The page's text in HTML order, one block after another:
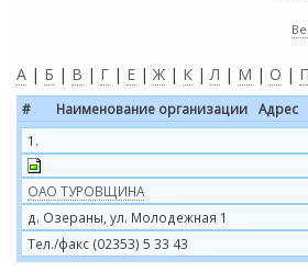
А | Б | В | Г | Е | Ж | К |Л | М | О | П
# Наименование организации Адрес
1.
ОАО ТУРОВЩИНА
д. Озераны, ул. Молодежная 1
Тел./факс (02353) 5 33 43